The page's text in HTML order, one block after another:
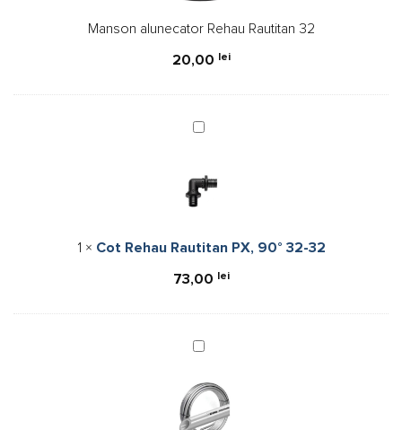
Manson alunecator Rehau Rautitan 32
20,00 lei
Cot
PX,
90°
32
1 × Cot Rehau Rautitan PX, 90° 32-32
73,00 lei
Teava
Rautitan
Flex